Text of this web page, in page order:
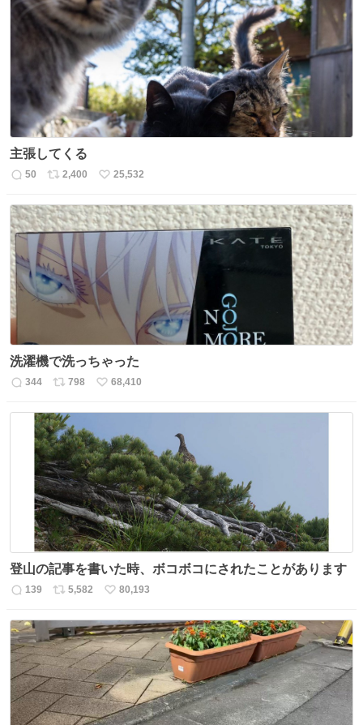
主張してくる
返
数
50
リ
ス
ト
数
2,400
い
ね
数
25,532
洗濯機で洗っちゃった
返
344
リ
ス
ト
数
798
い
数
68,410
登山の記事を書いた時、ボコボコにされたことがあります
返
数
139
リ
ス
ト
数
5,582
い
ね
数
80,193